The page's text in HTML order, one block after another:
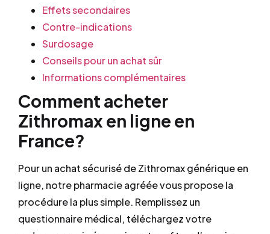
Effets secondaires
Contre-indications
Surdosage
Conseils pour un achat sûr
Informations complémentaires
Comment acheter
Zithromax en ligne en
France?
Pour un achat sécurisé de Zithromax générique en
ligne, notre pharmacie agréée vous propose la
procédure la plus simple. Remplissez un
questionnaire médical, téléchargez votre